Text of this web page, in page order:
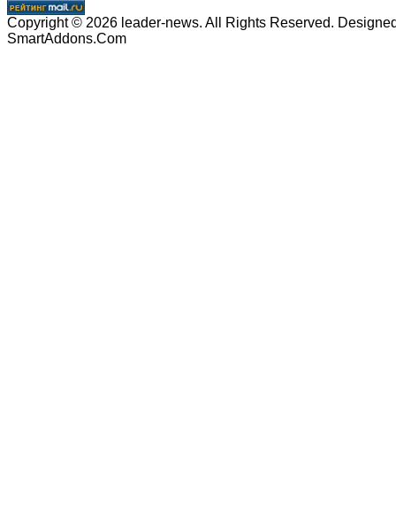
Copyright © 2026 leader-news. All Rights Reserved.
SmartAddons.Com